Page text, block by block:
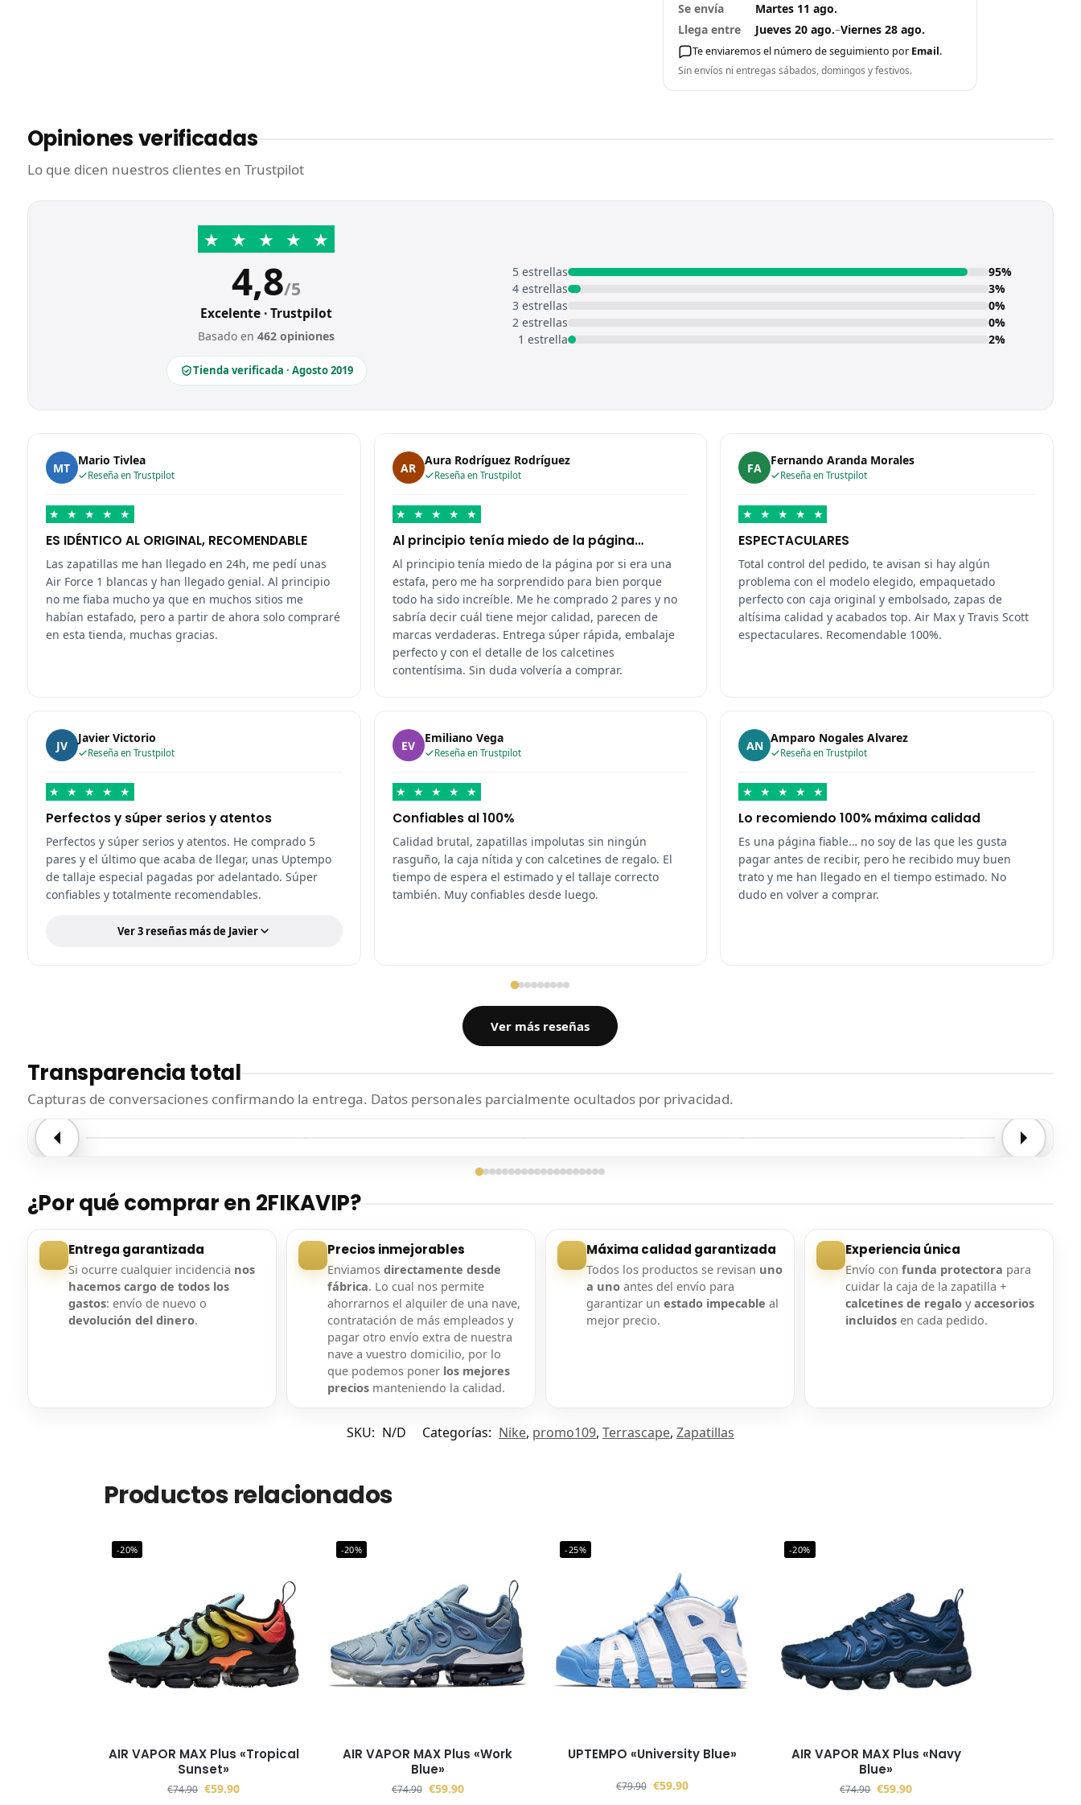
Se envía
Martes 11 ago.
Llega entre
Jueves 20 ago.–Viernes 28 ago.
Te enviaremos el número de seguimiento por Email.
Sin envíos ni entregas sábados, domingos y festivos.
Opiniones verificadas
Lo que dicen nuestros clientes en Trustpilot
★ ★ ★ ★ ★
4,8/5
Excelente · Trustpilot
Basado en462 opiniones
Tienda verificada · Agosto 2019
5 estrellas
95%
4 estrellas
3%
3 estrellas
0%
2 estrellas
0%
1 estrella
2%
MT Mario Tivlea
Reseña en Trustpilot
★ ★ ★ ★ ★
ES IDÉNTICO AL ORIGINAL, RECOMENDABLE
Las zapatillas me han llegado en 24h, me pedí unas
Air Force 1 blancas y han llegado genial. Al principio
no me fiaba mucho ya que en muchos sitios me
habían estafado, pero a partir de ahora solo compraré
en esta tienda, muchas gracias.
AR Aura Rodríguez Rodríguez
Reseña en Trustpilot
★ ★ ★ ★ ★
Al principio tenía miedo de la página…
Al principio tenía miedo de la página por si era una
estafa, pero me ha sorprendido para bien porque
todo ha sido increíble. Me he comprado 2 pares y no
sabría decir cuál tiene mejor calidad, parecen de
marcas verdaderas. Entrega súper rápida, embalaje
perfecto y con el detalle de los calcetines
contentísima. Sin duda volvería a comprar.
FA Fernando Aranda Morales
Reseña en Trustpilot
★ ★ ★ ★ ★
ESPECTACULARES
Total control del pedido, te avisan si hay algún
problema con el modelo elegido, empaquetado
perfecto con caja original y embolsado, zapas de
altísima calidad y acabados top. Air Max y Travis Scott
espectaculares. Recomendable 100%.
JV Javier Victorio
Reseña en Trustpilot
★ ★ ★ ★ ★
Perfectos y súper serios y atentos
Perfectos y súper serios y atentos. He comprado 5
pares y el último que acaba de llegar, unas Uptempo
de tallaje especial pagadas por adelantado. Súper
confiables y totalmente recomendables.
Ver 3 reseñas más de Javier
EV Emiliano Vega
Reseña en Trustpilot
★ ★ ★ ★ ★
Confiables al 100%
Calidad brutal, zapatillas impolutas sin ningún
rasguño, la caja nítida y con calcetines de regalo. El
tiempo de espera el estimado y el tallaje correcto
también. Muy confiables desde luego.
AN Amparo Nogales Alvarez
Reseña en Trustpilot
★ ★ ★ ★ ★
Lo recomiendo 100% máxima calidad
Es una página fiable… no soy de las que les gusta
pagar antes de recibir, pero he recibido muy buen
trato y me han llegado en el tiempo estimado. No
dudo en volver a comprar.
Ver más reseñas
Transparencia total
Capturas de conversaciones confirmando la entrega. Datos personales parcialmente ocultados por privacidad.
Entrega confirmada
¿Por qué comprar en 2FIKAVIP?
Entrega garantizada
Si ocurre cualquier incidencia nos
hacemos cargo de todos los
gastos: envío de nuevo o
devolución del dinero.
Precios inmejorables
Enviamos directamente desde
fábrica. Lo cual nos permite
ahorrarnos el alquiler de una nave,
contratación de más empleados y
pagar otro envío extra de nuestra
nave a vuestro domicilio, por lo
que podemos poner los mejores
preciosmanteniendo la calidad.
Máxima calidad garantizada
Todos los productos se revisan uno
a unoantes del envío para
garantizar un estado impecable al
mejor precio.
Experiencia única
Envío confunda protectora para
cuidar la caja de la zapatilla +
calcetines de regalo yaccesorios
incluidos en cada pedido.
SKU: N/D Categorías: Nike, promo109, Terrascape, Zapatillas
Productos relacionados
-20%
AIR VAPOR MAX Plus «Tropical
Sunset»
€74.90 €59.90
-20%
AIR VAPOR MAX Plus «Work
Blue»
€74.90 €59.90
-25%
UPTEMPO «University Blue»
€79.90 €59.90
-20%
AIR VAPOR MAX Plus «Navy
Blue»
€74.90 €59.90